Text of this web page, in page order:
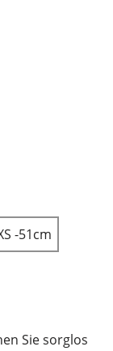
-51cm
Sie sorglos